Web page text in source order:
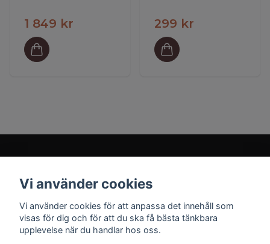
1 849 kr 299 kr
Prenumerera på vårt nyhetsbrev
Vi använder cookies
Vi använder cookies för att anpassa det innehåll som
visas för dig och för att du ska få bästa tänkbara
upplevelse när du handlar hos oss.